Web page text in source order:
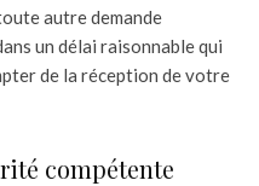
autre demande
un délai raisonnable qui
de la réception de votre
compétente